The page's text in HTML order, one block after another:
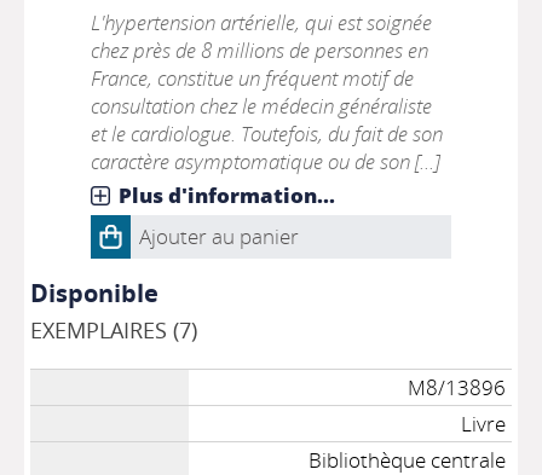
L'hypertension artérielle, qui est soignée
chez près de 8 millions de personnes en
France, constitue un fréquent motif de
consultation chez le médecin généraliste
et le cardiologue. Toutefois, du fait de son
caractère asymptomatique ou de son [...]
Plus d'information...
Ajouter au panier
Disponible
EXEMPLAIRES (7)
M8/13896
Livre
Bibliothèque centrale